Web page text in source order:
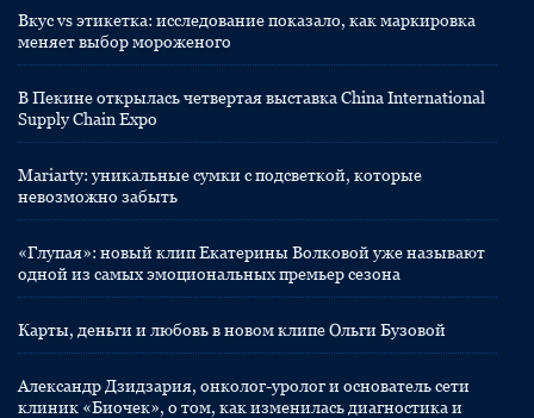
Вкус vs этикетка: исследование показало, как маркировка
меняет выбор мороженого
В Пекине открылась четвертая выставка China International
Supply Chain Expo
Mariarty: уникальные сумки с подсветкой, которые
невозможно забыть
«Глупая»: новый клип Екатерины Волковой уже называют
одной из самых эмоциональных премьер сезона
Карты, деньги и любовь в новом клипе Ольги Бузовой
Александр Дзидзария, онколог-уролог и основатель сети
клиник «Биочек», о том, как изменилась диагностика и